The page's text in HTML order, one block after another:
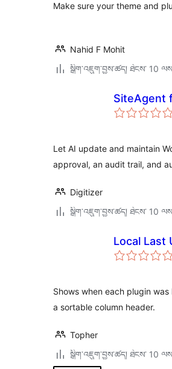
Make sure your theme and
Nahid F Mohit
སྒྲིག་འཇུག་བྱས་ཚད། ཐེངས་ 10
SiteAgent
Let AI update and maintain
approval, an audit trail, and
Digitizer
སྒྲིག་འཇུག་བྱས་ཚད། ཐེངས་ 10
Local Last
Shows when each plugin
a sortable column header.
Topher
སྒྲིག་འཇུག་བྱས་ཚད། ཐེངས་ 10